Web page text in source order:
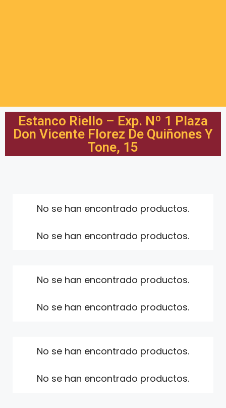
Estanco Riello – Exp. Nº 1 Plaza
Don Vicente Florez De Quiñones Y
Tone, 15
No se han encontrado productos.
No se han encontrado productos.
No se han encontrado productos.
No se han encontrado productos.
No se han encontrado productos.
No se han encontrado productos.